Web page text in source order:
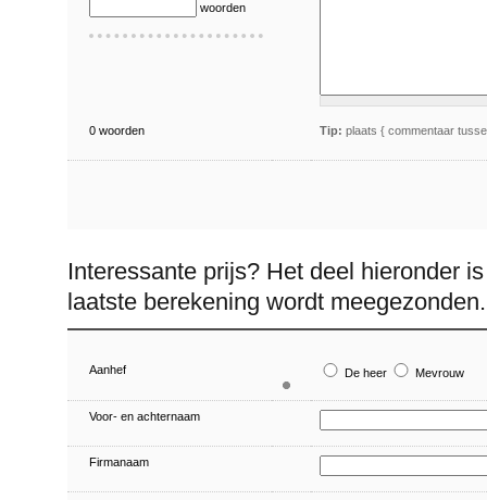
woorden
0woorden Tip: plaats { commentaar
Interessante prijs? Het deel hieronder
laatste berekening wordt meegezonden.
Aanhef De heer Mevrouw
Voor- en achternaam
Firmanaam